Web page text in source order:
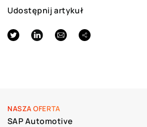
NASZA OFERTA
SAP Automotive
Udostępnij artykuł